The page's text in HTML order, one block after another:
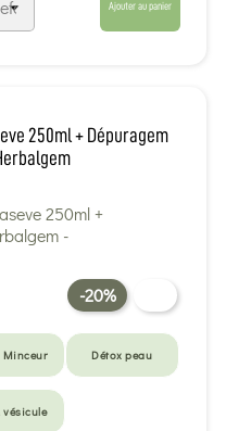
Ajouter au panier
250ml + Dépuragem
-20%
Minceur Détox peau
vésicule